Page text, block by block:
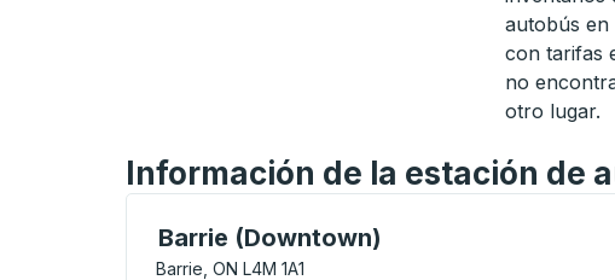
autobús
con tarifas
no
otro lugar.
Información de la estación de
Barrie (Downtown)
Curbside Stop, utilice las teclas de flecha o la
Barrie, ON L4M 1A1